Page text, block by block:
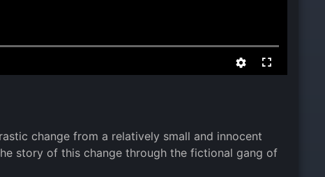
change from a relatively small and innocent
story of this change through the fictional gang of